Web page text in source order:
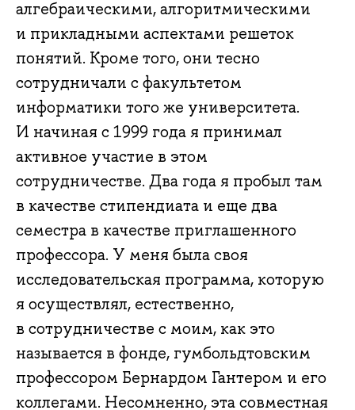
алгебраическими, алгоритмическими
и прикладными аспектами решеток
понятий. Кроме того, они тесно
сотрудничали с факультетом
информатики того же университета.
И начиная с 1999 года я принимал
активное участие в этом
сотрудничестве. Два года я пробыл там
в качестве стипендиата и еще два
семестра в качестве приглашенного
профессора. У меня была своя
исследовательская программа, которую
я осуществлял, естественно,
в сотрудничестве с моим, как это
называется в фонде, гумбольдтовским
профессором Бернардом Гантером и его
коллегами. Несомненно, эта совместная